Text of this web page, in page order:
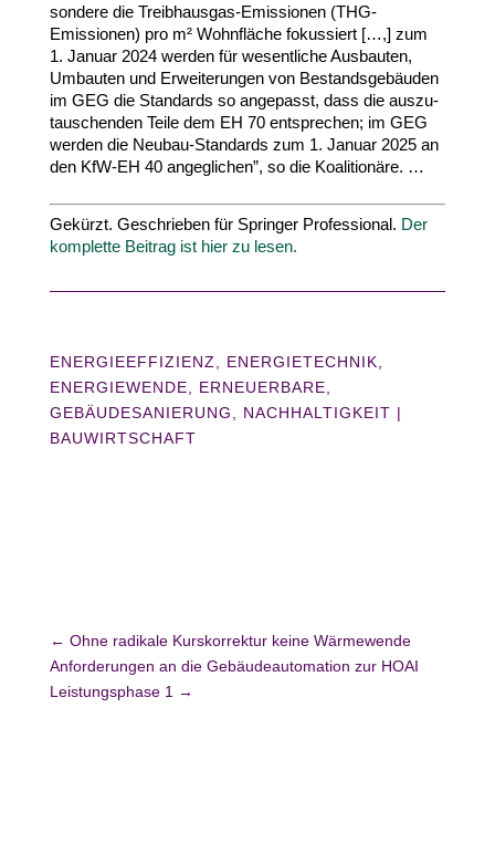
sondere die Treibhausgas-​Emissionen (THG-​
Emissionen) pro m² Wohn­fläche fokus­siert […,] zum
1. Januar 2024werden für wesent­liche Ausbauten,
Umbauten und Erwei­te­rungen von Bestands­ge­bäuden
im GEG die Standards so angepasst, dass die auszu­
tau­schenden Teile dem EH 70entsprechen; im GEG
werden die Neubau-​Standards zum 1. Januar 2025an
den KfW-​EH 40ange­glichen”, so die Koalitionäre. …
Gekürzt. Geschrieben für Springer Profes­sional. Der
komplette Beitrag ist hier zu lesen.
ENERGIEEFFIZIENZ, ENERGIETECHNIK,
ENERGIEWENDE, ERNEUERBARE,
GEBÄUDESANIERUNG, NACHHALTIGKEIT |
BAUWIRTSCHAFT
← Ohne radikale Kurskorrektur keine Wärmewende
Anforderungen an die Gebäudeautomation zur HOAI
Leistungsphase 1→